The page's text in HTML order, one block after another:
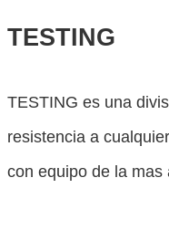
TESTING
TESTING es una
resistencia a
con equipo de la mas